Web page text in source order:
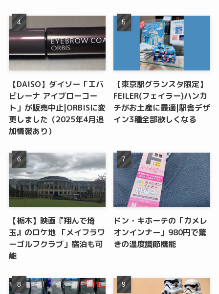
【DAISO】ダイソー「エバ
ビレーナ アイブローコー
ト」が販売中止|ORBISに変
更しました（2025年4月追
加情報あり）
【東京駅グランスタ限定】
FEILER(フェイラー)ハンカ
チがお土産に最適|駅舎デザ
イン3種全部欲しくなる
【栃木】映画『翔んで埼
玉』のロケ地 「メイフラワ
ーゴルフクラブ」宿泊も可
能
ドン・キホーテの「カメレ
オンインナー」980円で驚
きの温度調節機能